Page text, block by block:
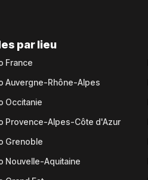
par lieu
France
Auvergne-Rhône-Alpes
Occitanie
Provence-Alpes-Côte d'Azur
Grenoble
Nouvelle-Aquitaine